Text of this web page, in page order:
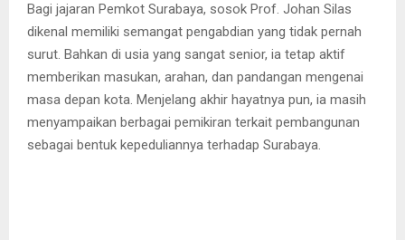
Bagi jajaran Pemkot Surabaya, sosok Prof. Johan Silas
dikenal memiliki semangat pengabdian yang tidak pernah
surut. Bahkan di usia yang sangat senior, ia tetap aktif
memberikan masukan, arahan, dan pandangan mengenai
masa depan kota. Menjelang akhir hayatnya pun, ia masih
menyampaikan berbagai pemikiran terkait pembangunan
sebagai bentuk kepeduliannya terhadap Surabaya.